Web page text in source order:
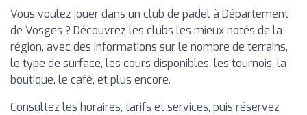
Vous voulez jouer dans un club de padel à Département
de Vosges ? Découvrez les clubs les mieux notés de la
région, avec des informations sur le nombre de terrains,
le type de surface, les cours disponibles, les tournois, la
boutique, le café, et plus encore.
Consultez les horaires, tarifs et services, puis réservez